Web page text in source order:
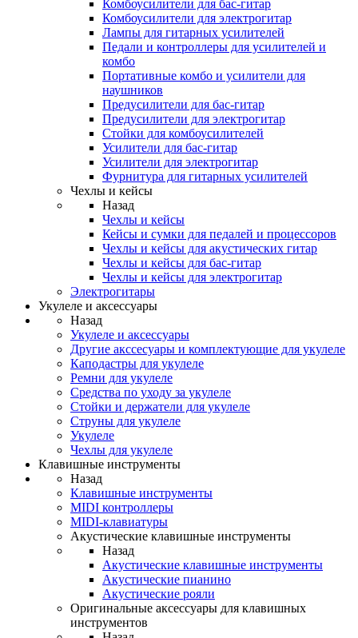
Комбоусилители для бас-гитар
Комбоусилители для электрогитар
Лампы для гитарных усилителей
Педали и контроллеры для усилителей и
комбо
Портативные комбо и усилители для
наушников
Предусилители для бас-гитар
Предусилители для электрогитар
Стойки для комбоусилителей
Усилители для бас-гитар
Усилители для электрогитар
Фурнитура для гитарных усилителей
Чехлы и кейсы
Назад
Чехлы и кейсы
Кейсы и сумки для педалей и процессоров
Чехлы и кейсы для акустических гитар
Чехлы и кейсы для бас-гитар
Чехлы и кейсы для электрогитар
Электрогитары
Укулеле и аксессуары
Назад
Укулеле и аксессуары
Другие акссесуары и комплектующие для укулеле
Каподастры для укулеле
Ремни для укулеле
Средства по уходу за укулеле
Стойки и держатели для укулеле
Струны для укулеле
Укулеле
Чехлы для укулеле
Клавишные инструменты
Назад
Клавишные инструменты
MIDI контроллеры
MIDI-клавиатуры
Акустические клавишные инструменты
Назад
Акустические клавишные инструменты
Акустические пианино
Акустические рояли
Оригинальные аксессуары для клавишных
инструментов